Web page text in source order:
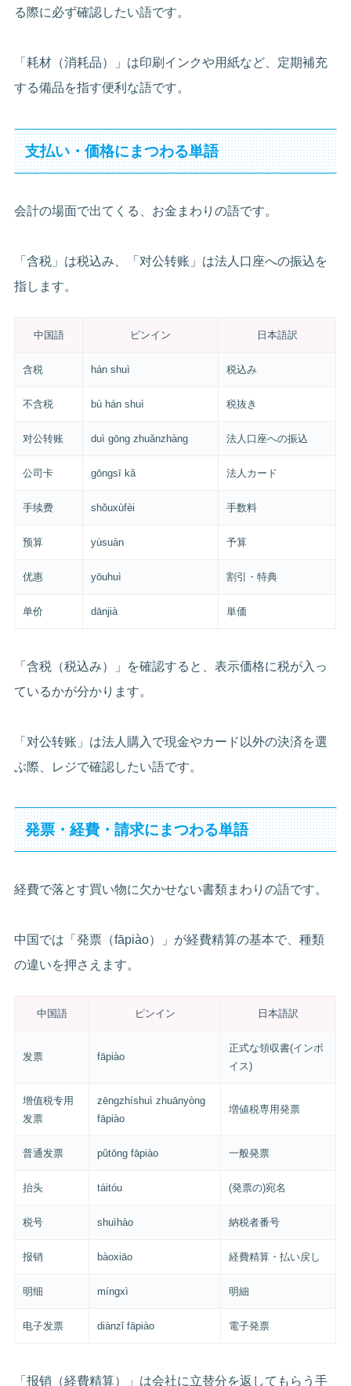
る際に必ず確認したい語です。
「耗材（消耗品）」は印刷インクや用紙など、定期補充
する備品を指す便利な語です。
支払い・価格にまつわる単語
会計の場面で出てくる、お金まわりの語です。
「含税」は税込み、「对公转账」は法人口座への振込を
指します。
中国語 ピンイン 日本語訳
含税 hán shuì 税込み
不含税 bù hán shuì 税抜き
对公转账 duì gōng zhuǎnzhàng 法人口座への振込
公司卡 gōngsī kǎ 法人カード
手续费 shǒuxùfèi 手数料
预算 yùsuàn 予算
优惠 yōuhuì 割引・特典
单价 dānjià 単価
「含税（税込み）」を確認すると、表示価格に税が入っ
ているかが分かります。
「对公转账」は法人購入で現金やカード以外の決済を選
ぶ際、レジで確認したい語です。
発票・経費・請求にまつわる単語
経費で落とす買い物に欠かせない書類まわりの語です。
中国では「発票（fāpiào）」が経費精算の基本で、種類
の違いを押さえます。
中国語 ピンイン 日本語訳
发票 fāpiào
正式な領収書(インボ
イス)
增值税专用
发票
zēngzhíshuì zhuānyòng
fāpiào
増値税専用発票
普通发票 pǔtōng fāpiào 一般発票
抬头 táitóu (発票の)宛名
税号 shuìhào 納税者番号
报销 bàoxiāo 経費精算・払い戻し
明细 míngxì 明細
电子发票 diànzǐ fāpiào 電子発票
「报销（経費精算）」は会社に立替分を返してもらう手